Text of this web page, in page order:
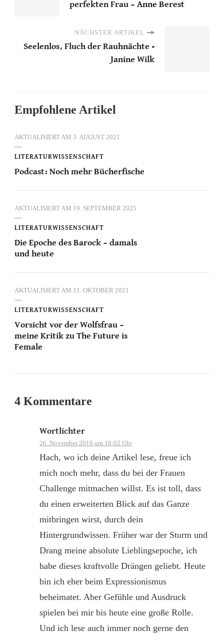
perfekten Frau – Anne Berest
NÄCHSTER ARTIKEL
Seelenlos, Fluch der Rauhnächte -
Janine Wilk
Empfohlene Artikel
AKTUALISIERT AM 3. AUGUST 2021
LITERATURWISSENSCHAFT
Podcast: Noch mehr Bücherfische
AKTUALISIERT AM 19. SEPTEMBER 2025
LITERATURWISSENSCHAFT
Die Epoche des Barock – damals
und heute
AKTUALISIERT AM 11. OKTOBER 2021
LITERATURWISSENSCHAFT
Vorsicht vor der Wolfsfrau –
meine Kritik zu The Future is
Female
4 Kommentare
Wortlichter
26. November 2016 um 18:02 Uhr
Hach, wo ich deine Artikel lese, freue ich
mich noch mehr, dass du bei der Frauen
Challenge mitmachen willst. Es ist toll, dass
du einen erweiterten Blick auf das Ganze
mitbringen wirst, durch dein
Hintergrundwissen. Früher war der Sturm und
Drang meine absolute Lieblingsepoche, ich
habe dieses kraftvolle Drängen geliebt. Heute
bin ich eher beim Expressionismus
beheimatet. Aber Gefühle und Ausdruck
spielen bei mir bis heute eine große Rolle.
Und ich lese auch immer noch gerne den